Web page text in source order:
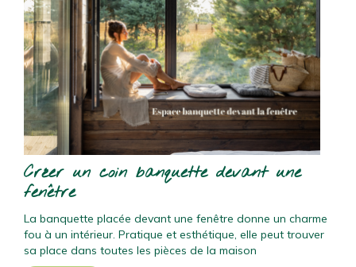
Créer un coin banquette devant une
fenêtre
La banquette placée devant une fenêtre donne un charme
fou à un intérieur. Pratique et esthétique, elle peut trouver
sa place dans toutes les pièces de la maison